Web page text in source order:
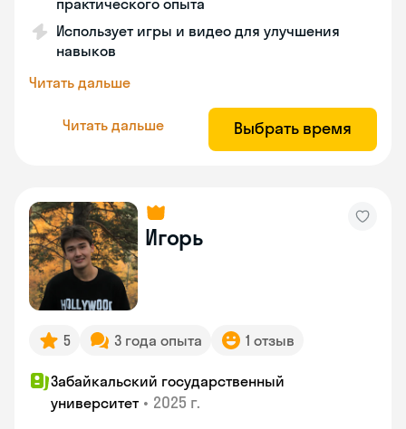
практического опыта
Использует игры и видео для улучшения
навыков
Читать дальше
Читать дальше Выбрать время
Игорь
5 3 года опыта 1 отзыв
Забайкальский государственный
университет • 2025 г.